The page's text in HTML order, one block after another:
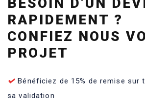
RAPIDEMENT ?
CONFIEZ NOUS
PROJET
Bénéficiez de 15% de remise sur
sa validation